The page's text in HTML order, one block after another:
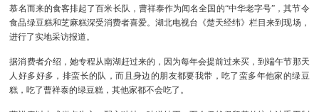
慕名而来的食客排起了百米长队，曹祥泰作为闻名全国的“中华老字号”，其节令
食品绿豆糕和芝麻糕深受消费者喜爱。湖北电视台《楚天经纬》栏目来到现场，
进行了实地采访报道。
据消费者介绍，她专程从南湖赶过来的，因为每年会提前过来买，到端午节那天
人好多好多，排蛮长的队，而且身边的朋友都要我带，吃了蛮多年他家的绿豆
糕，吃了曹祥泰的绿豆糕，其他家都不会吃了。